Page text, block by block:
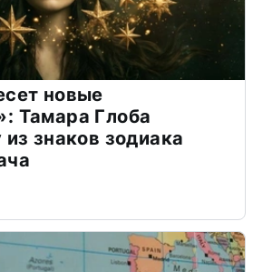
новые
Тамара Глоба
знаков зодиака